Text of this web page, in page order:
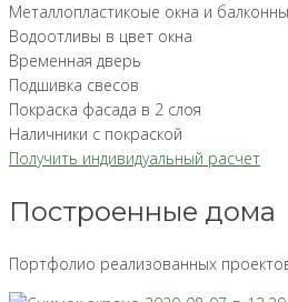
Металлопластикоые окна и
Водоотливы в цвет окна
Временная дверь
Подшивка свесов
Покраска фасада в 2 слоя
Наличники с покраской
Получить индивидуальный расчет
Построенные дома
Портфолио реализованных